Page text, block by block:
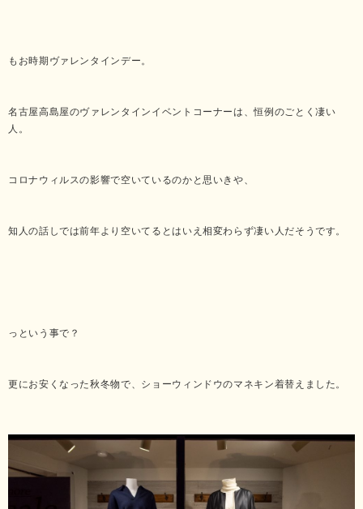
もお時期ヴァレンタインデー。
名古屋高島屋のヴァレンタインイベントコーナーは、恒例のごとく凄い
人。
コロナウィルスの影響で空いているのかと思いきや、
知人の話しでは前年より空いてるとはいえ相変わらず凄い人だそうです。
っという事で？
更にお安くなった秋冬物で、ショーウィンドウのマネキン着替えました。